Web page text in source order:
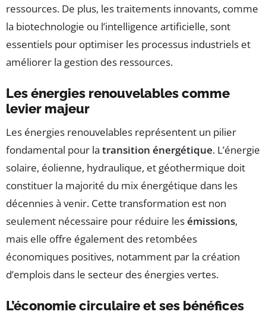
ressources. De plus, les traitements innovants, comme
la biotechnologie ou l’intelligence artificielle, sont
essentiels pour optimiser les processus industriels et
améliorer la gestion des ressources.
Les énergies renouvelables comme
levier majeur
Les énergies renouvelables représentent un pilier
fondamental pour la transition énergétique. L’énergie
solaire, éolienne, hydraulique, et géothermique doit
constituer la majorité du mix énergétique dans les
décennies à venir. Cette transformation est non
seulement nécessaire pour réduire lesémissions,
mais elle offre également des retombées
économiques positives, notamment par la création
d’emplois dans le secteur des énergies vertes.
L’économie circulaire et ses bénéfices